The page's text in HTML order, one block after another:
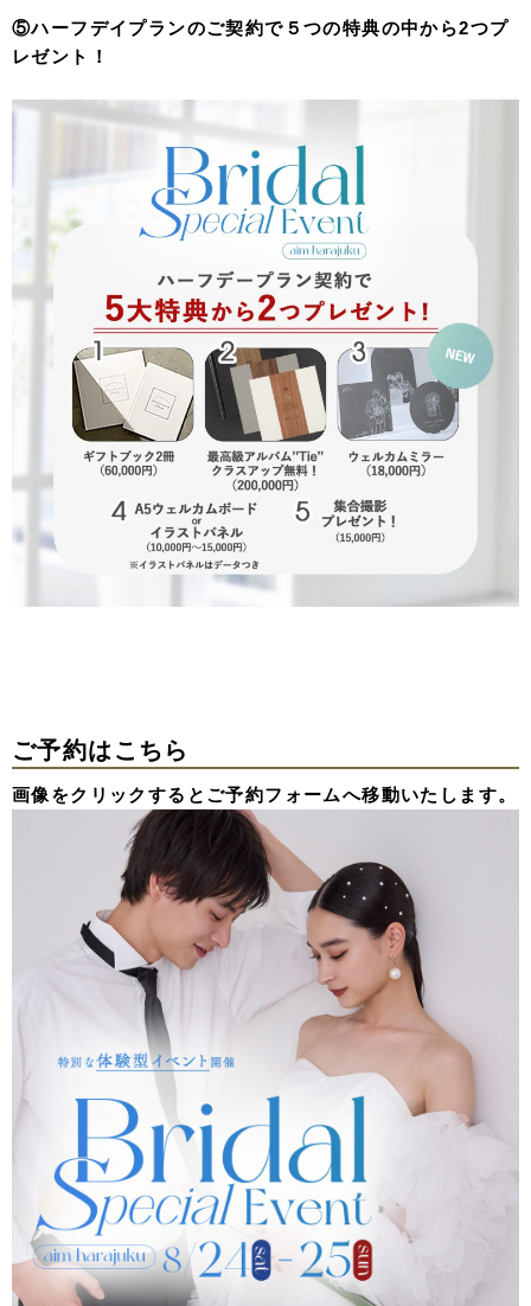
⑤ハーフデイプランのご契約で５つの特典の中から2つプ
レゼント！
ご予約はこちら
画像をクリックするとご予約フォームへ移動いたします。